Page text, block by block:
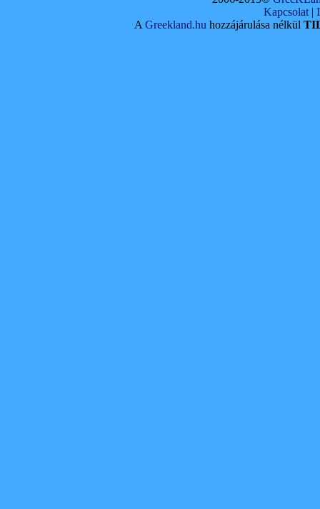
Kapcsolat |
A Greekland.hu hozzájárulása nélkül